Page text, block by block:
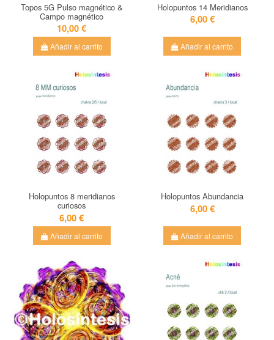
Topos 5G Pulso magnético &
Campo magnético
10,00 €
Añadir al carrito
Holopuntos 14 Meridianos
6,00 €
Añadir al carrito
Holopuntos 8 meridianos
curiosos
6,00 €
Añadir al carrito
Holopuntos Abundancia
6,00 €
Añadir al carrito